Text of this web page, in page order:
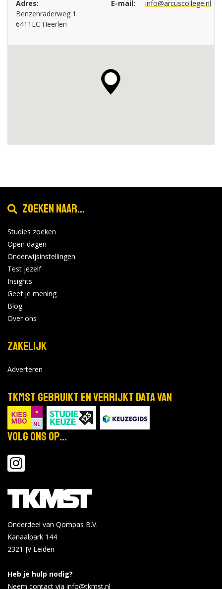
Adres:
Benzenraderweg 1
6411EC Heerlen
E-mail: info@arcuscollege.nl
Zoeken naar...
Studies zoeken
Open dagen
Onderwijsinstellingen
Test jezelf
Insights
Geef je mening
Blog
Over ons
Zakelijk
Adverteren
TKMST gebruikt en verrijkt data van
Volg ons op...
Onderdeel van Qompas B.V.
Kanaalpark 144
2321 JV Leiden
Heb je hulp nodig?
Neem contact via info@tkmst.nl